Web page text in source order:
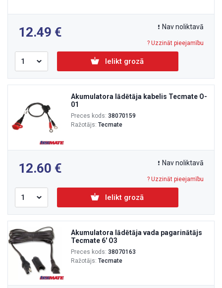
12.49 Nav noliktavā
? Uzzināt pieejamību
Ielikt grozā
Akumulatora lādētāja kabelis Tecmate O-
01
Preces kods: 38070159
Ražotājs: Tecmate
12.60 Nav noliktavā
? Uzzināt pieejamību
Ielikt grozā
Akumulatora lādētāja vada pagarinātājs
Tecmate 6' O3
Preces kods: 38070163
Ražotājs: Tecmate